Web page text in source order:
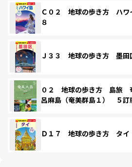
Ｃ０２ 地球の歩き方 ハワ
８
Ｊ３３ 地球の歩き方 墨田
０２ 地球の歩き方 島旅
呂麻島（奄美群島１） ５訂
Ｄ１７ 地球の歩き方 タイ